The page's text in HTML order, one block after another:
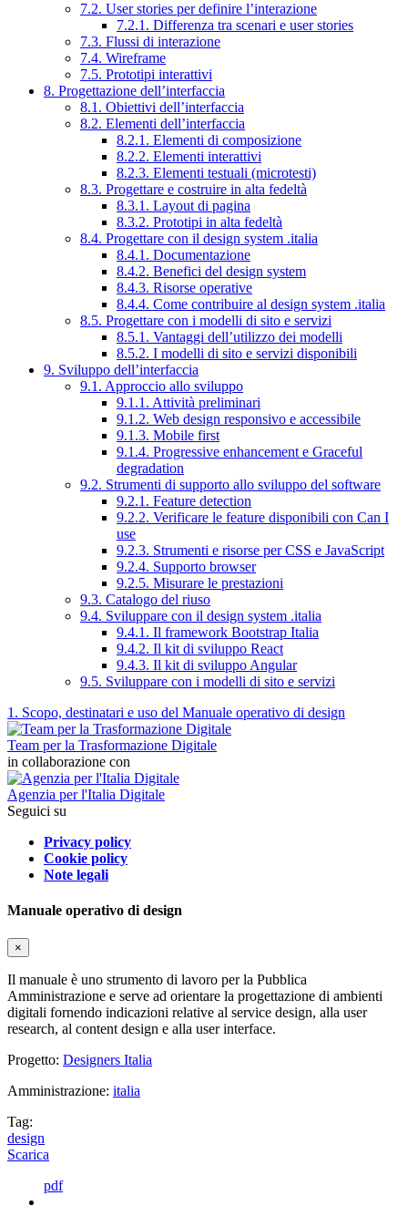
7.2. User stories per definire l’interazione
7.2.1. Differenza tra scenari e user stories
7.3. Flussi di interazione
7.4. Wireframe
7.5. Prototipi interattivi
8. Progettazione dell’interfaccia
8.1. Obiettivi dell’interfaccia
8.2. Elementi dell’interfaccia
8.2.1. Elementi di composizione
8.2.2. Elementi interattivi
8.2.3. Elementi testuali (microtesti)
8.3. Progettare e costruire in alta fedeltà
8.3.1. Layout di pagina
8.3.2. Prototipi in alta fedeltà
8.4. Progettare con il design system .italia
8.4.1. Documentazione
8.4.2. Benefici del design system
8.4.3. Risorse operative
8.4.4. Come contribuire al design system .italia
8.5. Progettare con i modelli di sito e servizi
8.5.1. Vantaggi dell’utilizzo dei modelli
8.5.2. I modelli di sito e servizi disponibili
9. Sviluppo dell’interfaccia
9.1. Approccio allo sviluppo
9.1.1. Attività preliminari
9.1.2. Web design responsivo e accessibile
9.1.3. Mobile first
9.1.4. Progressive enhancement e Graceful
degradation
9.2. Strumenti di supporto allo sviluppo del software
9.2.1. Feature detection
9.2.2. Verificare le feature disponibili con Can I
use
9.2.3. Strumenti e risorse per CSS e JavaScript
9.2.4. Supporto browser
9.2.5. Misurare le prestazioni
9.3. Catalogo del riuso
9.4. Sviluppare con il design system .italia
9.4.1. Il framework Bootstrap Italia
9.4.2. Il kit di sviluppo React
9.4.3. Il kit di sviluppo Angular
9.5. Sviluppare con i modelli di sito e servizi
1. Scopo, destinatari e uso del Manuale operativo di design
Team per la Trasformazione Digitale
in collaborazione con
Agenzia per l'Italia Digitale
Seguici su
Privacy policy
Cookie policy
Note legali
Manuale operativo di design
×
Il manuale è uno strumento di lavoro per la Pubblica
Amministrazione e serve ad orientare la progettazione di ambienti
digitali fornendo indicazioni relative al service design, alla user
research, al content design e alla user interface.
Progetto: Designers Italia
Amministrazione: italia
Tag:
design
Scarica
pdf